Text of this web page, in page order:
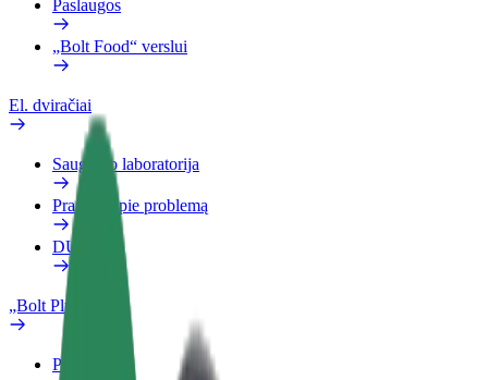
Paslaugos
„Bolt Food“ verslui
El. dviračiai
Saugumo laboratorija
Pranešti apie problemą
DUK
„Bolt Plus“
Privalumai